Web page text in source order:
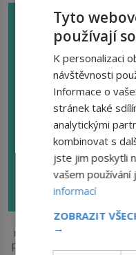
Pokud vás zajímá
můžete na odběrových
podstoupení balíčku testů
Tyto
používají
K personalizaci
návštěvnosti
Informace o
stránek také
analytickými
kombinovat s
jste jim poskytli
vašem používání
informací
ZOBRAZIT
→